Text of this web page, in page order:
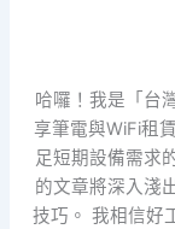
哈囉！我是「台
享筆電與WiFi租
足短期設備需求
的文章將深入淺
技巧。 我相信好